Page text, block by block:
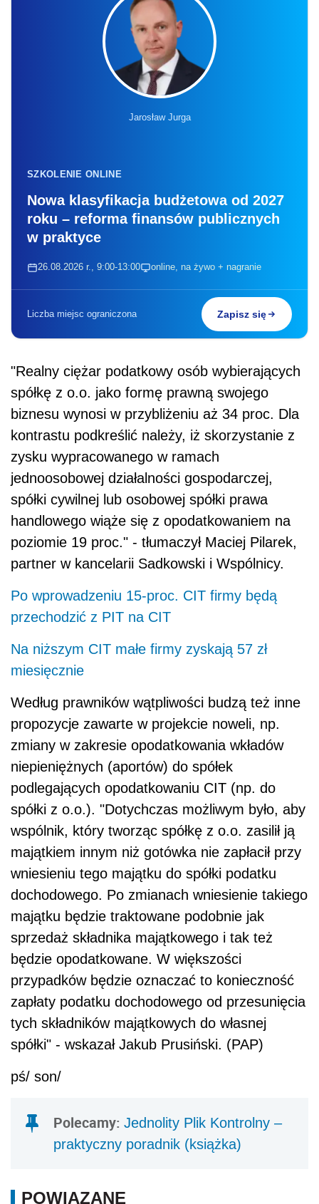
Jarosław Jurga
SZKOLENIE ONLINE
Nowa klasyfikacja budżetowa od 2027
roku – reforma finansów publicznych
w praktyce
26.08.2026 r., 9:00-13:00 online, na żywo + nagranie
Liczba miejsc ograniczona Zapisz się
"Realny ciężar podatkowy osób wybierających
spółkę z o.o. jako formę prawną swojego
biznesu wynosi w przybliżeniu aż 34 proc. Dla
kontrastu podkreślić należy, iż skorzystanie z
zysku wypracowanego w ramach
jednoosobowej działalności gospodarczej,
spółki cywilnej lub osobowej spółki prawa
handlowego wiąże się z opodatkowaniem na
poziomie 19 proc." - tłumaczył Maciej Pilarek,
partner w kancelarii Sadkowski i Wspólnicy.
Po wprowadzeniu 15-proc. CIT firmy będą
przechodzić z PIT na CIT
Na niższym CIT małe firmy zyskają 57 zł
miesięcznie
Według prawników wątpliwości budzą też inne
propozycje zawarte w projekcie noweli, np.
zmiany w zakresie opodatkowania wkładów
niepieniężnych (aportów) do spółek
podlegających opodatkowaniu CIT (np. do
spółki z o.o.). "Dotychczas możliwym było, aby
wspólnik, który tworząc spółkę z o.o. zasilił ją
majątkiem innym niż gotówka nie zapłacił przy
wniesieniu tego majątku do spółki podatku
dochodowego. Po zmianach wniesienie takiego
majątku będzie traktowane podobnie jak
sprzedaż składnika majątkowego i tak też
będzie opodatkowane. W większości
przypadków będzie oznaczać to konieczność
zapłaty podatku dochodowego od przesunięcia
tych składników majątkowych do własnej
spółki" - wskazał Jakub Prusiński. (PAP)
pś/ son/
Polecamy: Jednolity Plik Kontrolny –
praktyczny poradnik (książka)
POWIĄZANE